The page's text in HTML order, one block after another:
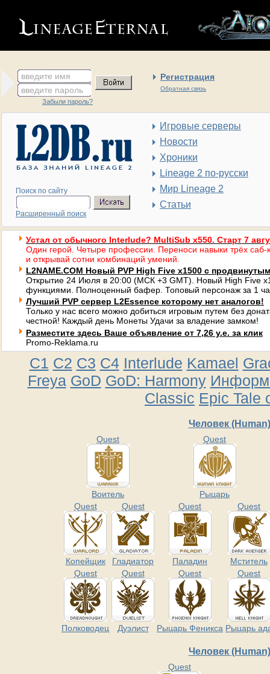
введите имя Регистрация
Обратная связь
введите пароль
Забыли пароль?
Поиск по сайту
Расширенный поиск
Игровые серверы
Новости
Хроники
Lineage 2 по-русски
Мир Lineage 2
Статьи
Устал от обычного Interlude? MultiSub x550. Старт 7
Один герой. Четыре профессии. Переноси навыки трёх саб-
и открывай сотни комбинаций умений.
L2NAME.COM Новый PVP High Five x1500 с
Открытие 24 Июля в 20:00 (МСК +3 GMT). Новый High Five
функциями. Полноценный бафер. Топовый персонаж за 1
Лучший PVP сервер L2Essence которому нет аналогов!
Только у нас всего можно добиться игровым путем без
честной! Каждый день Монеты Удачи за владение замком!
Разместите здесь Ваше объявление от 7,26 у.е. за клик
Promo-Reklama.ru
C1 C2 C3 C4 Interlude Kamael
Freya GoD GoD: Harmony
Classic Epic Tale
Человек (Human)
Quest
Воитель
Quest
Рыцарь
Quest
Копейщик
Quest
Гладиатор
Quest
Паладин
Quest
Мститель
Quest
Полководец
Quest
Дуэлист
Quest
Рыцарь Феникса
Quest
Рыцарь
Человек (Human)
Quest